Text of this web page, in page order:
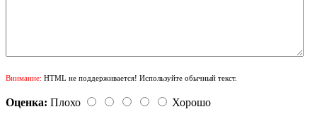
Внимание: HTML не поддерживается! Используйте обычный текст.
Оценка: Плохо
Хорошо